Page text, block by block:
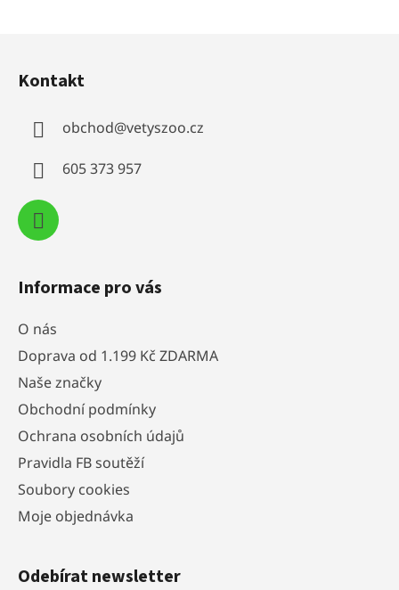
Kontakt
obchod@vetyszoo.cz
605 373 957
Informace pro vás
O nás
Doprava od 1.199 Kč ZDARMA
Naše značky
Obchodní podmínky
Ochrana osobních údajů
Pravidla FB soutěží
Soubory cookies
Moje objednávka
Odebírat newsletter